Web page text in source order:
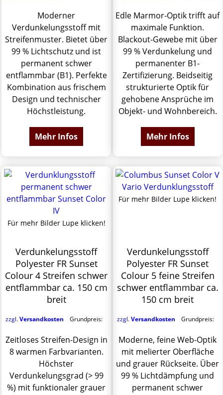
Moderner
Verdunkelungsstoff mit
Streifenmuster. Bietet über
99 % Lichtschutz und ist
permanent schwer
entflammbar (B1). Perfekte
Kombination aus frischem
Design und technischer
Höchstleistung.
Mehr Infos
Edle Marmor-Optik trifft auf
maximale Funktion.
Blackout-Gewebe mit über
99 % Verdunkelung und
permanenter B1-
Zertifizierung. Beidseitig
strukturierte Optik für
gehobene Ansprüche im
Objekt- und Wohnbereich.
Mehr Infos
Für mehr Bilder Lupe klicken!
Verdunkelungsstoff
Polyester FR Sunset
Colour 4 Streifen schwer
entflammbar ca. 150 cm
breit
zzgl.Versandkosten Grundpreis:
Zeitloses Streifen-Design in
8 warmen Farbvarianten.
Höchster
Verdunkelungsgrad (> 99
%) mit funktionaler grauer
Für mehr Bilder Lupe klicken!
Verdunkelungsstoff
Polyester FR Sunset
Colour 5 feine Streifen
schwer entflammbar ca.
150 cm breit
zzgl.Versandkosten Grundpreis:
Moderne, feine Web-Optik
mit melierter Oberfläche
und grauer Rückseite. Über
99 % Lichtdämpfung und
permanent schwer